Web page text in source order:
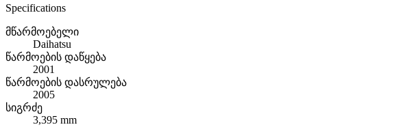
Specifications
მწარმოებელი
Daihatsu
წარმოების დაწყება
2001
წარმოების დასრულება
2005
სიგრძე
3,395 mm